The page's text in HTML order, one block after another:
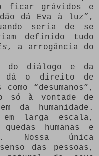
ficar grávidos e
dá Eva à luz”,
seria de se
definido tudo
, a arrogância do
do diálogo e da
dá o direito de
“desumanos”,
só à vontade de
da humanidade.
larga escala,
humanas e
Nossa única
das pessoas,